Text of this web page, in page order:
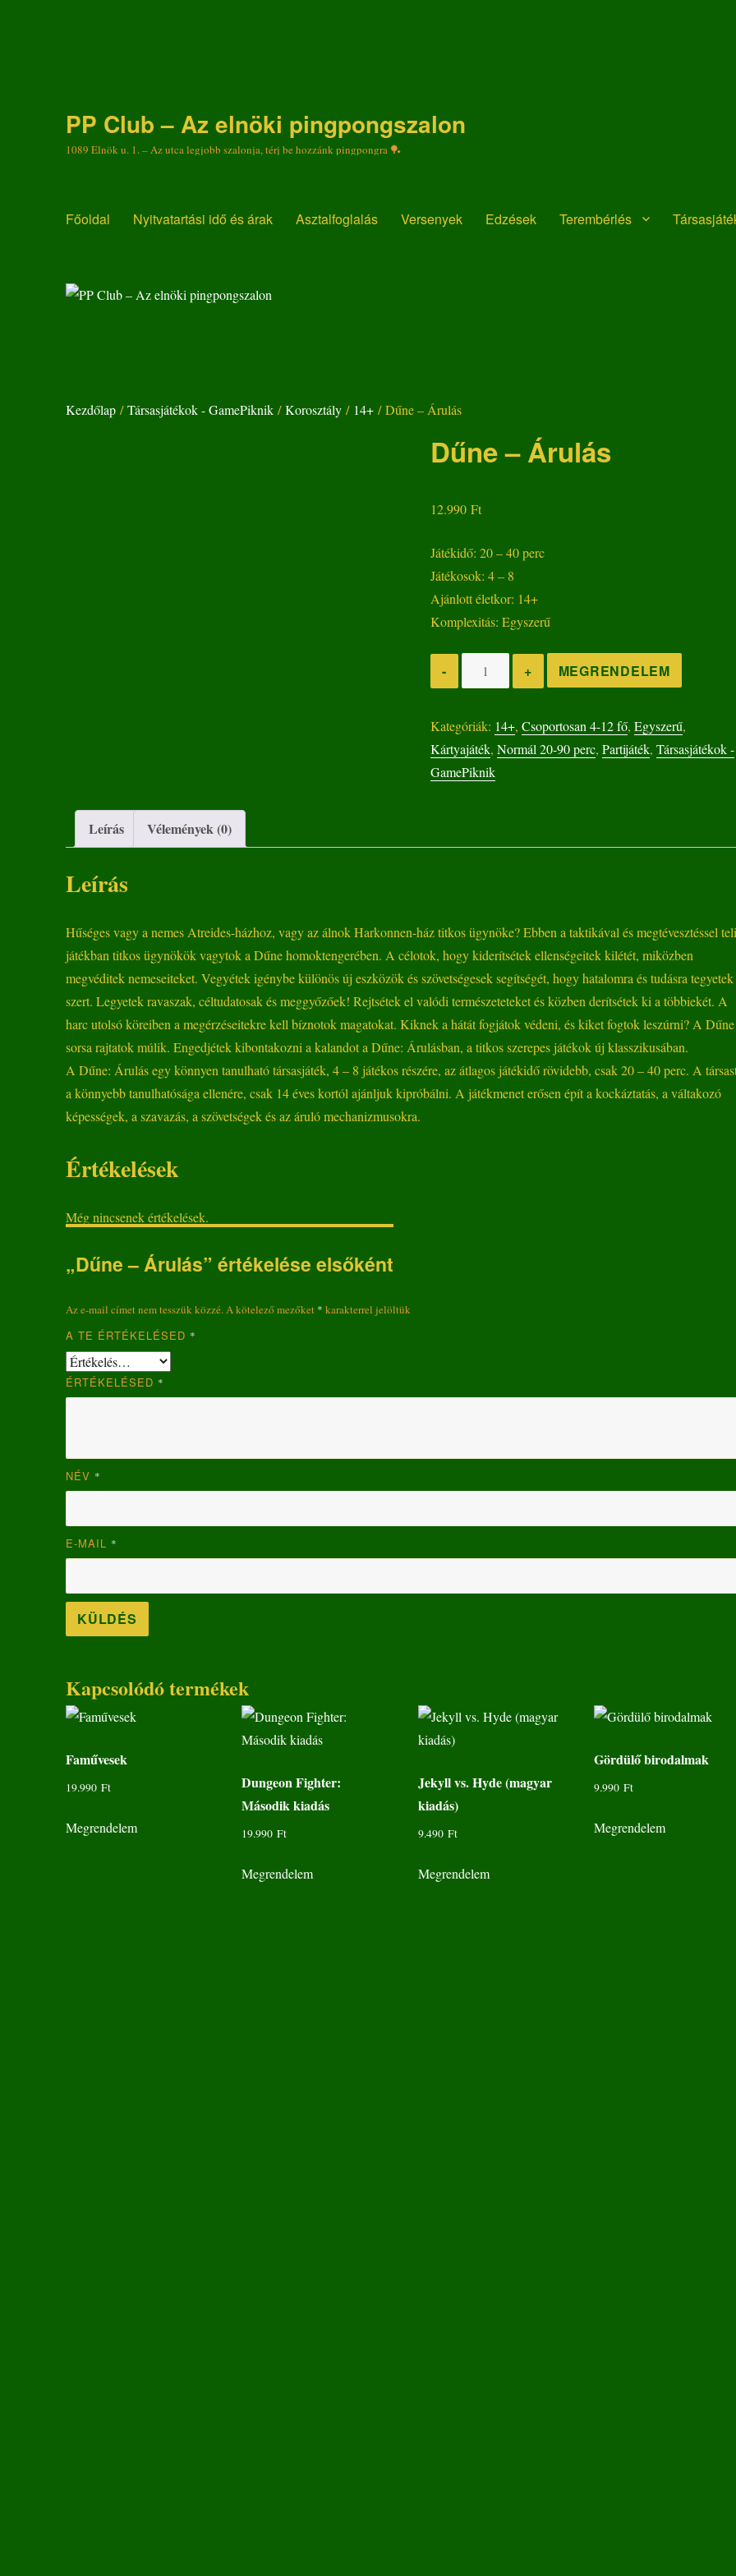
PP Club – Az elnöki pingpongszalon
1089 Elnök u. 1. – Az utca legjobb szalonja, térj be hozzánk pingpongra 🏓
Főoldal Nyitvatartási idő és árak Asztalfoglalás Versenyek Edzések Terembérlés
Kezdőlap /Társasjátékok - GamePiknik /Korosztály / 14+ / Dűne – Árulás
Dűne – Árulás
12.990Ft
Játékidő: 20 – 40 perc
Játékosok: 4 – 8
Ajánlott életkor: 14+
Komplexitás: Egyszerű
-
Dűne
-
mennyiség
+ MEGRENDELEM
Kategóriák: 14+,Csoportosan 4-12 fő,Egyszerű,
Kártyajáték,Normál 20-90 perc,Partijáték,Társasjátékok -
GamePiknik
Leírás Vélemények (0)
Leírás
Hűséges vagy a nemes Atreides-házhoz, vagy az álnok Harkonnen-ház titkos ügynöke? Ebben a taktikával és megtévesztéssel
játékban titkos ügynökök vagytok a Dűne homoktengerében. A célotok, hogy kiderítsétek ellenségeitek kilétét, miközben
megvéditek nemeseiteket. Vegyétek igénybe különös új eszközök és szövetségesek segítségét, hogy hatalomra és tudásra tegyetek
szert. Legyetek ravaszak, céltudatosak és meggyőzőek! Rejtsétek el valódi természeteteket és közben derítsétek ki a többiekét. A
harc utolsó köreiben a megérzéseitekre kell bíznotok magatokat. Kiknek a hátát fogjátok védeni, és kiket fogtok leszúrni? A Dűne
sorsa rajtatok múlik. Engedjétek kibontakozni a kalandot a Dűne: Árulásban, a titkos szerepes játékok új klasszikusában.
A Dűne: Árulás egy könnyen tanulható társasjáték, 4 – 8 játékos részére, az átlagos játékidő rövidebb, csak 20 – 40 perc. A
a könnyebb tanulhatósága ellenére, csak 14 éves kortól ajánljuk kipróbálni. A játékmenet erősen épít a kockáztatás, a váltakozó
képességek, a szavazás, a szövetségek és az áruló mechanizmusokra.
Értékelések
Még nincsenek értékelések.
„Dűne – Árulás” értékelése elsőként
Az e-mail címet nem tesszük közzé.A kötelező mezőket * karakterrel jelöltük
A TE ÉRTÉKELÉSED *
ÉRTÉKELÉSED *
NÉV *
E-MAIL *
Kapcsolódó termékek
Faművesek
19.990Ft
Megrendelem
Dungeon Fighter:
Második kiadás
19.990Ft
Megrendelem
Jekyll vs. Hyde (magyar
kiadás)
9.490 Ft
Megrendelem
Gördülő birodalmak
9.990 Ft
Megrendelem